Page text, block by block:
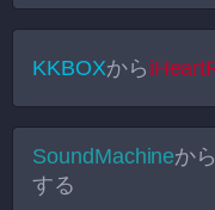
KKBOXから
SoundMachineから
する